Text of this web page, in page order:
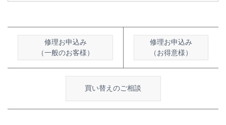
修理お申込み
（一般のお客様）
修理お申込み
（お得意様）
買い替えのご相談